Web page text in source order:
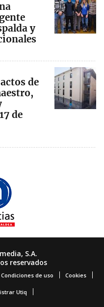
y
de
de
S.A.
reservados
Condiciones de uso Cookies
Utiq